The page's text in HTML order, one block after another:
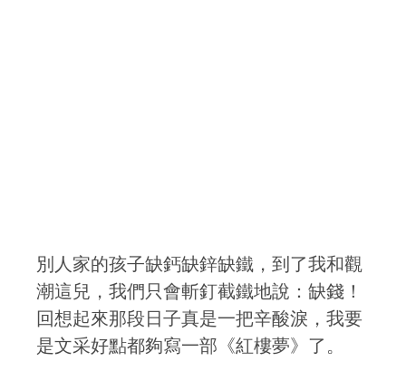
別人家的孩子缺鈣缺鋅缺鐵，到了我和觀
潮這兒，我們只會斬釘截鐵地說：缺錢！
回想起來那段日子真是一把辛酸淚，我要
是文采好點都夠寫一部《紅樓夢》了。